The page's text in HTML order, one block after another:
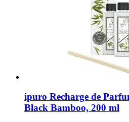
ipuro Recharge de
Black Bamboo, 200 ml